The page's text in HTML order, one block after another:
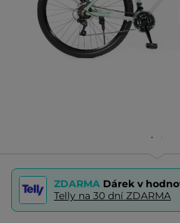
ZDARMA Dárek v
Telly na 30 dní ZDARMA